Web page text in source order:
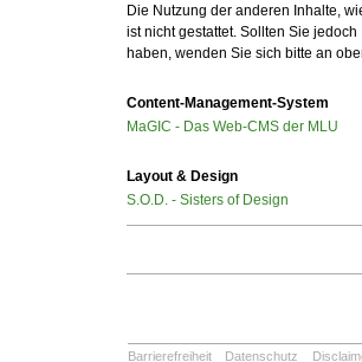
Die Nutzung der anderen Inhalte,
ist nicht gestattet. Sollten Sie
haben, wenden Sie sich bitte an
Content-Management-System
MaGIC - Das Web-CMS der MLU
Layout & Design
S.O.D. - Sisters of Design
Barrierefreiheit Datenschutz